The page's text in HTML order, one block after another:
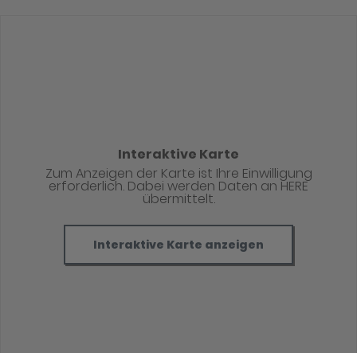
Interaktive Karte
Zum Anzeigen der Karte ist Ihre Einwilligung
erforderlich. Dabei werden Daten an HERE
übermittelt.
Interaktive Karte anzeigen